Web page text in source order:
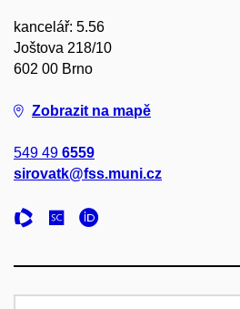
kancelář: 5.56
Joštova 218/10
602 00 Brno
Zobrazit na mapě
549 49 6559
sirovatk@fss.muni.cz